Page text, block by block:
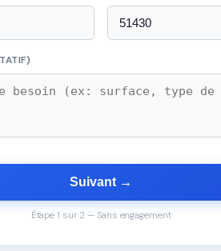
Suivant →
Étape 1 sur 2 — Sans engagement